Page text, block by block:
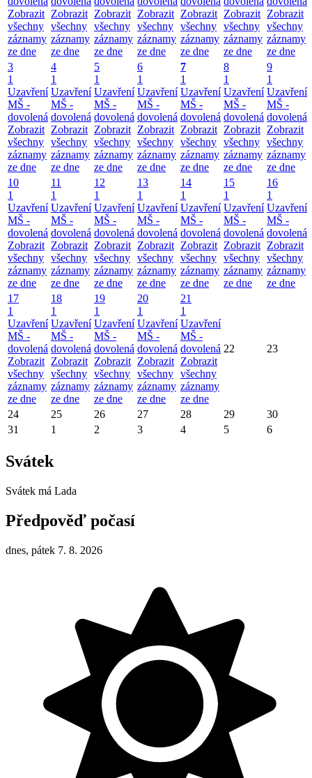
Zobrazit
všechny
záznamy
ze dne
Zobrazit
všechny
záznamy
ze dne
Zobrazit
všechny
záznamy
ze dne
Zobrazit
všechny
záznamy
ze dne
Zobrazit
všechny
záznamy
ze dne
Zobrazit
všechny
záznamy
ze dne
Zobrazit
všechny
záznamy
ze dne
3
1
Uzavření
MŠ -
dovolená
Zobrazit
všechny
záznamy
ze dne
4
1
Uzavření
MŠ -
dovolená
Zobrazit
všechny
záznamy
ze dne
5
1
Uzavření
MŠ -
dovolená
Zobrazit
všechny
záznamy
ze dne
6
1
Uzavření
MŠ -
dovolená
Zobrazit
všechny
záznamy
ze dne
7
1
Uzavření
MŠ -
dovolená
Zobrazit
všechny
záznamy
ze dne
8
1
Uzavření
MŠ -
dovolená
Zobrazit
všechny
záznamy
ze dne
9
1
Uzavření
MŠ -
dovolená
Zobrazit
všechny
záznamy
ze dne
10
1
Uzavření
MŠ -
dovolená
Zobrazit
všechny
záznamy
ze dne
11
1
Uzavření
MŠ -
dovolená
Zobrazit
všechny
záznamy
ze dne
12
1
Uzavření
MŠ -
dovolená
Zobrazit
všechny
záznamy
ze dne
13
1
Uzavření
MŠ -
dovolená
Zobrazit
všechny
záznamy
ze dne
14
1
Uzavření
MŠ -
dovolená
Zobrazit
všechny
záznamy
ze dne
15
1
Uzavření
MŠ -
dovolená
Zobrazit
všechny
záznamy
ze dne
16
1
Uzavření
MŠ -
dovolená
Zobrazit
všechny
záznamy
ze dne
17
1
Uzavření
MŠ -
dovolená
Zobrazit
všechny
záznamy
ze dne
18
1
Uzavření
MŠ -
dovolená
Zobrazit
všechny
záznamy
ze dne
19
1
Uzavření
MŠ -
dovolená
Zobrazit
všechny
záznamy
ze dne
20
1
Uzavření
MŠ -
dovolená
Zobrazit
všechny
záznamy
ze dne
21
1
Uzavření
MŠ -
dovolená
Zobrazit
všechny
záznamy
ze dne
22 23
24 25 26 27 28 29
30
31
1 2 3 4 5 6
Svátek
Svátek má Lada
Předpověď počasí
dnes, pátek 7. 8. 2026